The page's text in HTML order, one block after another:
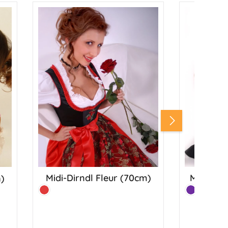
Midi-Dirndl Fleur (70cm)
Farbe:
Rot
Midi-
Farbe:
Lila